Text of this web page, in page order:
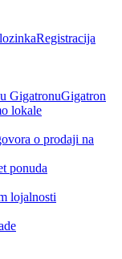
Registracija
GigatronuGigatron
lokale
o prodaji na
ponuda
lojalnosti